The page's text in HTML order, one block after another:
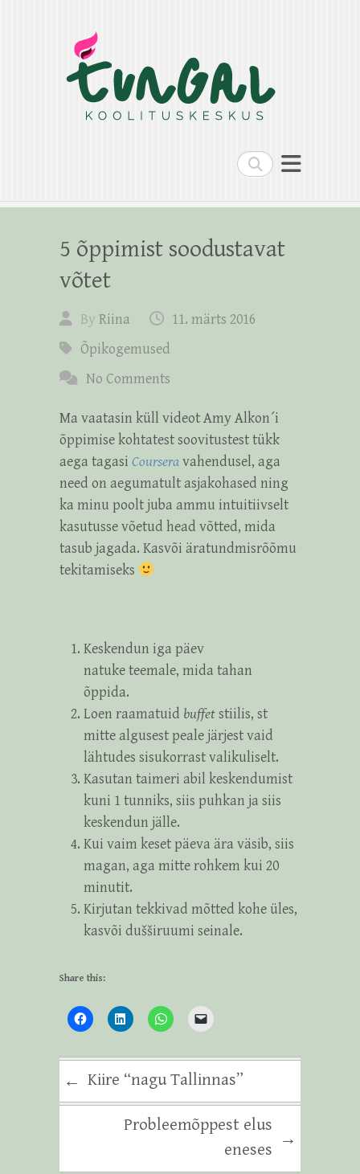
Search
5 õppimist soodustavat
võtet
By Riina
11. märts 2016
Õpikogemused
No Comments
Ma vaatasin küll videot Amy Alkon´i
õppimise kohtatest soovitustest tükk
aega tagasi Courseravahendusel, aga
need on aegumatult asjakohased ning
ka minu poolt juba ammu intuitiivselt
kasutusse võetud head võtted, mida
tasub jagada. Kasvõi äratundmisrõõmu
tekitamiseks
Keskendun iga päev
natuke teemale, mida tahan
õppida.
Loen raamatuid buffetstiilis, st
mitte algusest peale järjest vaid
lähtudes sisukorrast valikuliselt.
Kasutan taimeri abil keskendumist
kuni 1 tunniks, siis puhkan ja siis
keskendun jälle.
Kui vaim keset päeva ära väsib, siis
magan, aga mitte rohkem kui 20
minutit.
Kirjutan tekkivad mõtted kohe üles,
kasvõi dušširuumi seinale.
Share this:
← Kiire “nagu Tallinnas”
Probleemõppest elus
eneses
→